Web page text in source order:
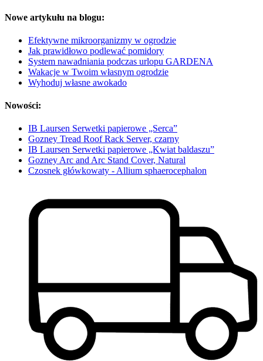
Nowe artykułu na blogu:
Efektywne mikroorganizmy w ogrodzie
Jak prawidłowo podlewać pomidory
System nawadniania podczas urlopu GARDENA
Wakacje w Twoim własnym ogrodzie
Wyhoduj własne awokado
Nowości:
IB Laursen Serwetki papierowe „Serca”
Gozney Tread Roof Rack Server, czarny
IB Laursen Serwetki papierowe „Kwiat baldaszu”
Gozney Arc and Arc Stand Cover, Natural
Czosnek główkowaty - Allium sphaerocephalon